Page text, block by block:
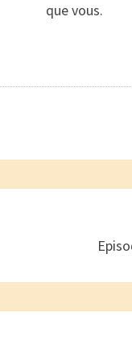
que vous.